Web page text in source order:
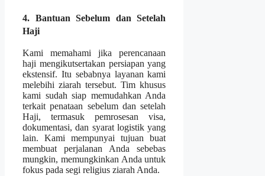
4. Bantuan Sebelum dan Setelah
Haji
Kami memahami jika perencanaan
haji mengikutsertakan persiapan yang
ekstensif. Itu sebabnya layanan kami
melebihi ziarah tersebut. Tim khusus
kami sudah siap memudahkan Anda
terkait penataan sebelum dan setelah
Haji, termasuk pemrosesan visa,
dokumentasi, dan syarat logistik yang
lain. Kami mempunyai tujuan buat
membuat perjalanan Anda sebebas
mungkin, memungkinkan Anda untuk
fokus pada segi religius ziarah Anda.